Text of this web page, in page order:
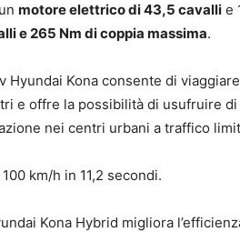
motore elettrico di 43,5 cavalli e
e 265 Nm di coppia massima.
Kona consente di
e offre la possibilità di usufruire di
nei centri urbani a traffico
km/h in 11,2 secondi.
Kona Hybrid migliora